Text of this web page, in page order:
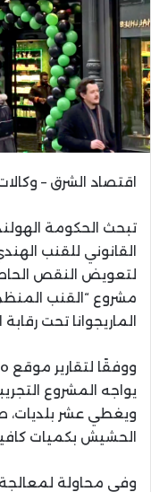
اقتصاد الشرق –
تبحث الحكومة
القانوني للقنب
لتعويض النقص
مشروع “القنب
الماريجوانا تحت رقابة
يواجه المشروع
ويغطي عشر بلديات،
الحشيش بكميات
وفي محاولة